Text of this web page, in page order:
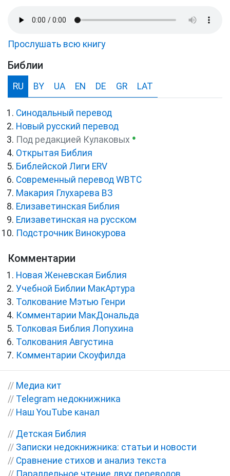
Прослушать всю книгу
Библии
RU BY UA EN DE GR LAT
Синодальный перевод
Новый русский перевод
Под редакцией Кулаковых ●
Открытая Библия
Библейской Лиги ERV
Cовременный перевод WBTC
Макария Глухарева ВЗ
Елизаветинская Библия
Елизаветинская на русском
Подстрочник Винокурова
Комментарии
Новая Женевская Библия
Учебной Библии МакАртура
Толкование Мэтью Генри
Комментарии МакДональда
Толковая Библия Лопухина
Толкования Августина
Комментарии Скоуфилда
// Медиа кит
// Telegram недокнижника
// Наш YouTube канал
// Детская Библия
// Записки недокнижника: статьи и новости
// Сравнение стихов и анализ текста